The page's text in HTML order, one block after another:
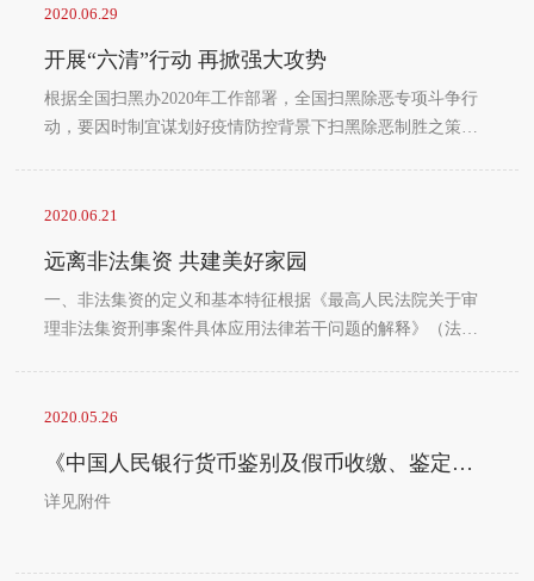
刑事诉讼法、网络安全法及有关司法解释、规范性文件的规
2019年10月联合印发《关于办理利用信息网络实施黑恶势力
犯罪刑事案件若干问题的意见》，办理利...
2020.06.29
开展“六清”行动 再掀强大攻势
根据全国扫黑办2020年工作部署，全国扫黑除恶专项斗争行
动，要因时制宜谋划好疫情防控背景下扫黑除恶制胜之策，
对可能存在问题的线索实行提级核实、统一建档。对重大复
要逐条过筛、回溯核查；对其他线索，要推动全国地市兜底
核查，务必做到“件件有着落...
2020.06.21
远离非法集资 共建美好家园
一、非法集资的定义和基本特征根据《最高人民法院关于审
理非法集资刑事案件具体应用法律若干问题的解释》（法释
行为需同时具备非法性、公开性、利诱性、社会性四个特征
法经营的形式吸收资金；公开性：通过媒体、推介会、传
单、手机短信等途径向社会公开宣传；...
2020.05.26
《中国人民银行货币鉴别及假币收缴、鉴定管理办法》（中国人民银行令〔2019〕第3号）
详见附件